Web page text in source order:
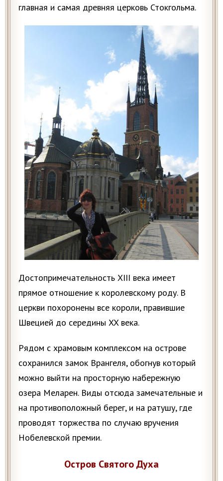
главная и самая древняя церковь Стокгольма.
Достопримечательность XIII века имеет
прямое отношение к королевскому роду. В
церкви похоронены все короли, правившие
Швецией до середины XX века.
Рядом с храмовым комплексом на острове
сохранился замок Врангеля, обогнув который
можно выйти на просторную набережную
озера Меларен. Виды отсюда замечательные и
на противоположный берег, и на ратушу, где
проводят торжества по случаю вручения
Нобелевской премии.
Остров Святого Духа